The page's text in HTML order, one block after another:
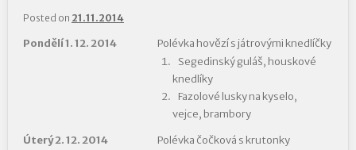
Posted on 21.11.2014
Pondělí 1. 12. 2014
Polévka hovězí s játrovými knedlíčky
Segedinský guláš, houskové
knedlíky
Fazolové lusky na kyselo,
vejce, brambory
Úterý 2. 12. 2014
Polévka čočková s krutonky